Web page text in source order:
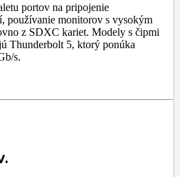
portov na pripojenie
používanie monitorov s vysokým
z SDXC kariet. Modely s čipmi
Thunderbolt 5, ktorý ponúka
s.